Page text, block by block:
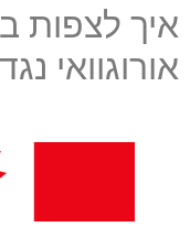
איך לצפות
אורוגוואי